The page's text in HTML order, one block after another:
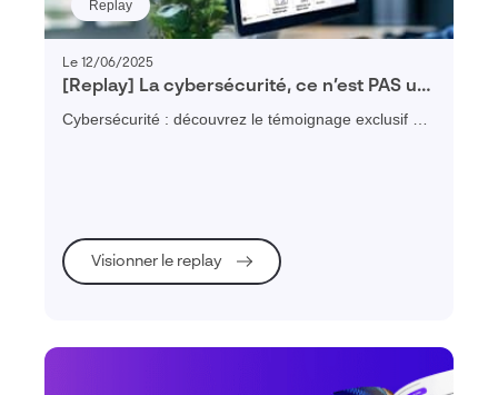
Replay
Le 12/06/2025
[Replay] La cybersécurité, ce n’est PAS un
luxe, le DSI du Groupe SPI témoigne
Cybersécurité : découvrez le témoignage exclusif du
Visionner le replay